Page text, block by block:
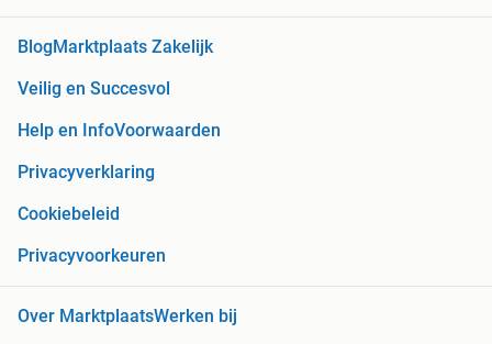
BlogMarktplaats Zakelijk
Veilig en Succesvol
Help en InfoVoorwaarden
Privacyverklaring
Cookiebeleid
Privacyvoorkeuren
Over MarktplaatsWerken bij